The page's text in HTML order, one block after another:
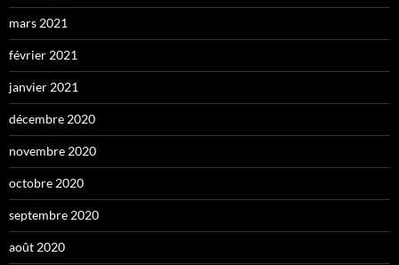
mars 2021
février 2021
janvier 2021
décembre 2020
novembre 2020
octobre 2020
septembre 2020
août 2020